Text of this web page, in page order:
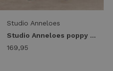
Studio Anneloes
Studio Anneloes poppy butterfly dress 14048 Jurk 8200 teal
169,95